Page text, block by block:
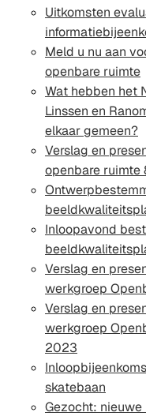
Uitkomsten
Meld u nu aan
openbare ruimte
Wat hebben het
Linssen en
elkaar gemeen?
Verslag en
openbare ruimte
Inloopavond
Verslag en
werkgroep
Verslag en
werkgroep
2023
skatebaan
Gezocht: